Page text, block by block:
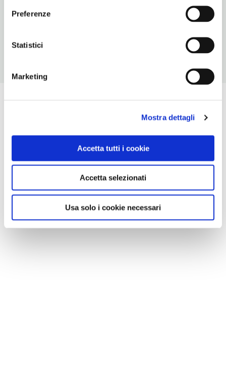
Preferenze
Statistici
Marketing
Mostra dettagli
Accetta tutti i cookie
Accetta selezionati
Usa solo i cookie necessari
TELEFONO